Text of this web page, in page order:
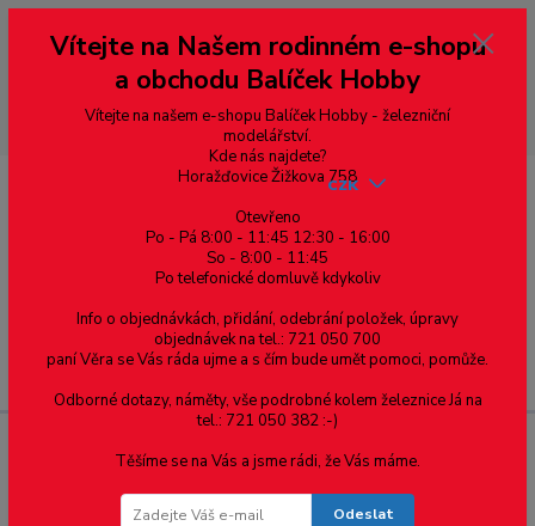
--- pro zákazníky ze Slovenska a jiných zemí, pokud chcete platit v eurech
přepněte si e-shop na euro 💶 pro přepočet měny - pravý horní roh ---
dobírky – pokud si z nějakého důvodu zásilku nevyzvednete, bude po
domluvě zaslána znovu s opětovnou platbou za poštovné, v opačném
případě bude zrušena a účet přidán na blacklist a rušeny následující
objednávky.
Menu
CZK
materiál: Ocel 8 - zinek bílý
Vítejte na Našem rodinném e-shopu
a obchodu Balíček Hobby
Vítejte na našem e-shopu Balíček Hobby - železniční
modelářství.
Kde nás najdete?
Horažďovice Žižkova 758
Otevřeno
Po - Pá 8:00 - 11:45 12:30 - 16:00
So - 8:00 - 11:45
Po telefonické domluvě kdykoliv
Info o objednávkách, přidání, odebrání položek, úpravy
objednávek na tel.: 721 050 700
paní Věra se Vás ráda ujme a s čím bude umět pomoci, pomůže.
Odborné dotazy, náměty, vše podrobné kolem železnice Já na
tel.: 721 050 382 :-)
Těšíme se na Vás a jsme rádi, že Vás máme.
Odeslat